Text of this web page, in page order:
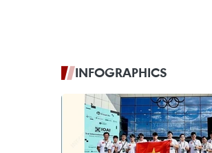
INFOGRAPHICS